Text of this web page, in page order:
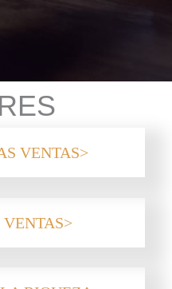
VENTAS